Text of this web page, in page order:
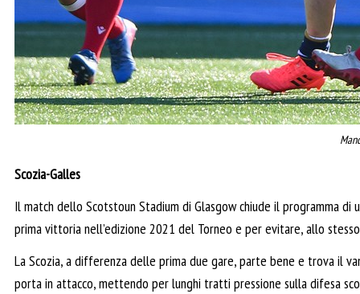
Scozia-Galles
Il match dello Scotstoun Stadium di Glasgow chiude il programma di
prima vittoria nell’edizione 2021 del Torneo e per evitare, allo
La Scozia, a differenza delle prima due gare, parte bene e trova il
porta in attacco, mettendo per lunghi tratti pressione sulla difesa